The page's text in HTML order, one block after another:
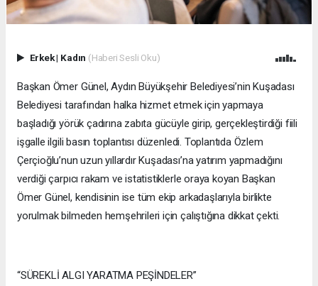
Erkek| Kadın (Haberi Sesli Oku)
Başkan Ömer Günel, Aydın Büyükşehir Belediyesi’nin Kuşadası
Belediyesi tarafından halka hizmet etmek için yapmaya
başladığı yörük çadırına zabıta gücüyle girip, gerçekleştirdiği fiili
işgalle ilgili basın toplantısı düzenledi. Toplantıda Özlem
Çerçioğlu’nun uzun yıllardır Kuşadası’na yatırım yapmadığını
verdiği çarpıcı rakam ve istatistiklerle oraya koyan Başkan
Ömer Günel, kendisinin ise tüm ekip arkadaşlarıyla birlikte
yorulmak bilmeden hemşehrileri için çalıştığına dikkat çekti.
“SÜREKLİ ALGI YARATMA PEŞİNDELER”